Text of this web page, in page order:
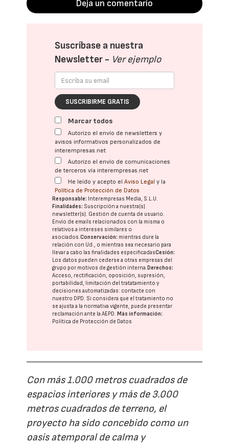
Deja un comentario
Suscríbase a nuestra
Newsletter - Ver ejemplo
SUSCRIBIRME GRATIS
Marcar todos
Autorizo el envío de newsletters y
avisos informativos personalizados de
interempresas.net
Autorizo el envío de comunicaciones
de terceros vía interempresas.net
He leído y acepto elAviso Legal y la
Política de Protección de Datos
Responsable: Interempresas Media, S.L.U.
Finalidades: Suscripción a nuestra(s)
newsletter(s). Gestión de cuenta de usuario.
Envío de emails relacionados con la misma o
relativos a intereses similares o
asociados.Conservación: mientras dure la
relación con Ud., o mientras sea necesario para
llevar a cabo las finalidades especificadasCesión:
Los datos pueden cederse a otras empresas del
grupo por motivos de gestión interna. Derechos:
Acceso, rectificación, oposición, supresión,
portabilidad, limitación del tratatamiento y
decisiones automatizadas: contacte con
nuestro DPD. Si considera que el tratamiento no
se ajusta a la normativa vigente, puede presentar
reclamación ante laAEPD. Más información:
Política de Protección de Datos
Con más 1.000 metros cuadrados de
espacios interiores y más de 3.000
metros cuadrados de terreno, el
proyecto ha sido concebido como un
oasis atemporal de calma y